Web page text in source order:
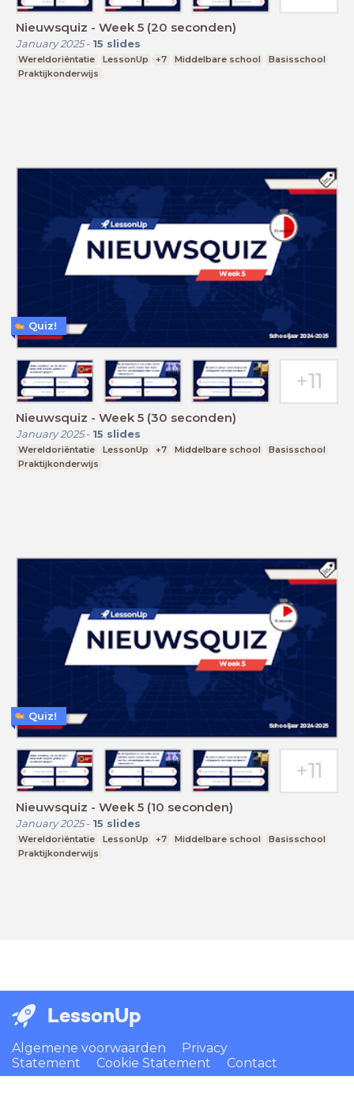
Nieuwsquiz - Week 5 (20 seconden)
January 2025- 15 slides
Wereldoriëntatie LessonUp +7 Middelbare school
Basisschool
Praktijkonderwijs
Nieuwsquiz - Week 5 (30 seconden)
January 2025- 15 slides
Wereldoriëntatie LessonUp +7 Middelbare school
Basisschool
Praktijkonderwijs
Quiz!
Nieuwsquiz - Week 5 (10 seconden)
January 2025- 15 slides
Wereldoriëntatie LessonUp +7 Middelbare school
Basisschool
Praktijkonderwijs
Quiz!
LessonUp
Algemene voorwaarden
Privacy
Statement
Cookie Statement Contact